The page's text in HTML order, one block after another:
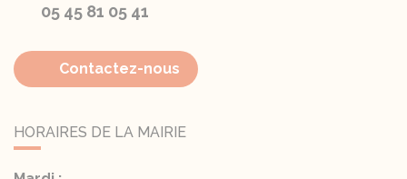
05 45 81 05 41
Contactez-nous
HORAIRES DE LA MAIRIE